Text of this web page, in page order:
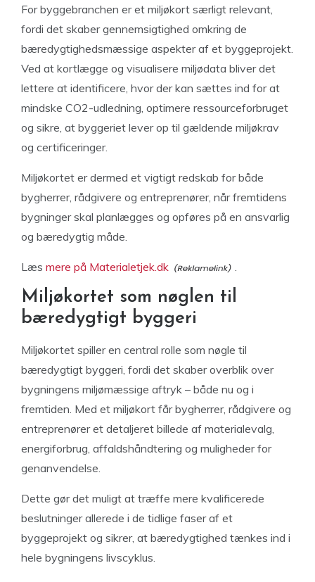
For byggebranchen er et miljøkort særligt relevant,
fordi det skaber gennemsigtighed omkring de
bæredygtighedsmæssige aspekter af et byggeprojekt.
Ved at kortlægge og visualisere miljødata bliver det
lettere at identificere, hvor der kan sættes ind for at
mindske CO2-udledning, optimere ressourceforbruget
og sikre, at byggeriet lever op til gældende miljøkrav
og certificeringer.
Miljøkortet er dermed et vigtigt redskab for både
bygherrer, rådgivere og entreprenører, når fremtidens
bygninger skal planlægges og opføres på en ansvarlig
og bæredygtig måde.
Læs mere på Materialetjek.dk
Miljøkortet som nøglen til
bæredygtigt byggeri
Miljøkortet spiller en central rolle som nøgle til
bæredygtigt byggeri, fordi det skaber overblik over
bygningens miljømæssige aftryk – både nu og i
fremtiden. Med et miljøkort får bygherrer, rådgivere og
entreprenører et detaljeret billede af materialevalg,
energiforbrug, affaldshåndtering og muligheder for
genanvendelse.
Dette gør det muligt at træffe mere kvalificerede
beslutninger allerede i de tidlige faser af et
byggeprojekt og sikrer, at bæredygtighed tænkes ind i
hele bygningens livscyklus.